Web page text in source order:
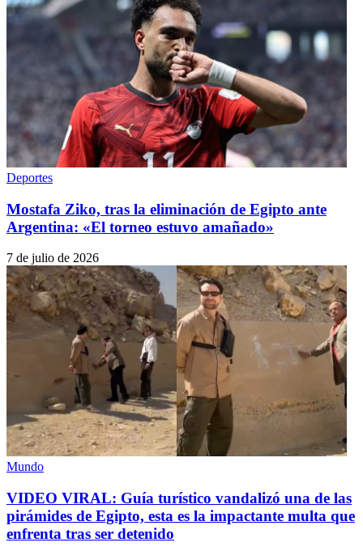
Deportes
Mostafa Ziko, tras la eliminación de Egipto ante
Argentina: «El torneo estuvo amañado»
7 de julio de 2026
Mundo
VIDEO VIRAL: Guía turístico vandalizó una de las
pirámides de Egipto, esta es la impactante multa que
enfrenta tras ser detenido